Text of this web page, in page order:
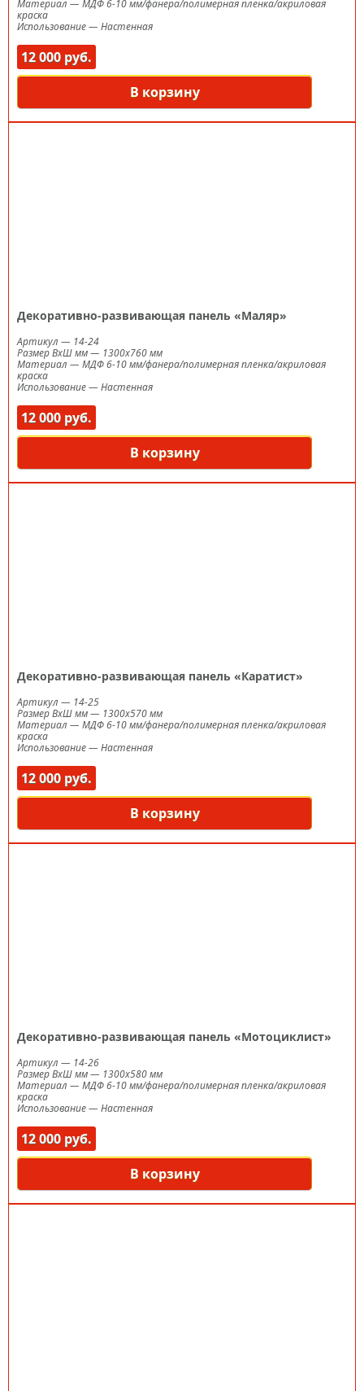
Материал — МДФ 6-10 мм/фанера/полимерная пленка/акриловая
краска
Использование— Настенная
12 000 руб.
В корзину
Декоративно-развивающая панель «Маляр»
Артикул — 14-24
Размер ВxШ мм— 1300х760 мм
Материал — МДФ 6-10 мм/фанера/полимерная пленка/акриловая
краска
Использование— Настенная
12 000 руб.
В корзину
Декоративно-развивающая панель «Каратист»
Артикул — 14-25
Размер ВxШ мм— 1300х570 мм
Материал — МДФ 6-10 мм/фанера/полимерная пленка/акриловая
краска
Использование— Настенная
12 000 руб.
В корзину
Декоративно-развивающая панель «Мотоциклист»
Артикул — 14-26
Размер ВxШ мм— 1300х580 мм
Материал — МДФ 6-10 мм/фанера/полимерная пленка/акриловая
краска
Использование— Настенная
12 000 руб.
В корзину